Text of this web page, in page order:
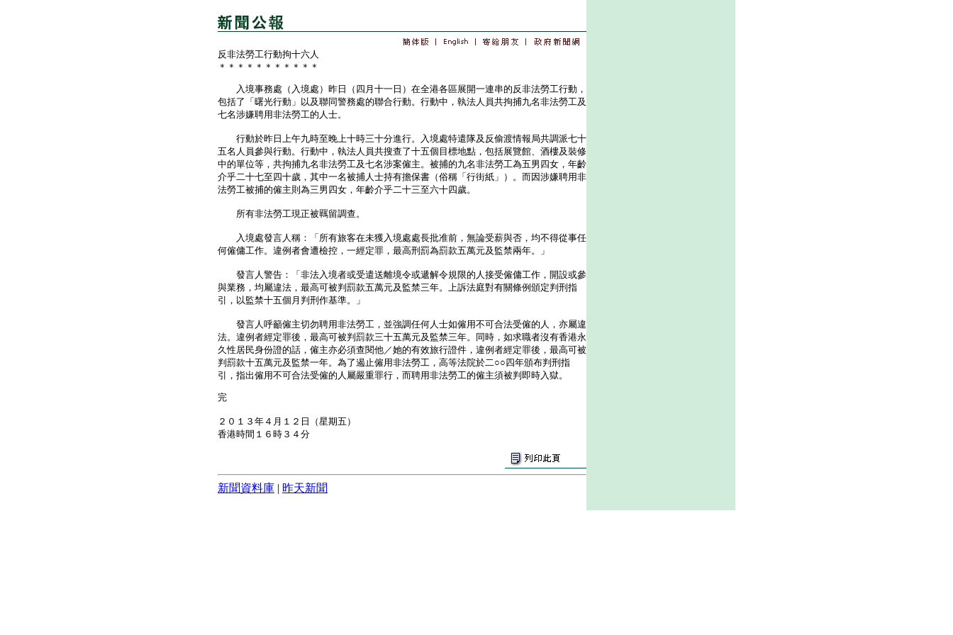
反非法勞工行動拘十六人
＊＊＊＊＊＊＊＊＊＊＊
入境事務處（入境處）昨日（四月十一日）在全港各區展開一連串的反非法勞工行動，
包括了「曙光行動」以及聯同警務處的聯合行動。行動中，執法人員共拘捕九名非法勞工及
七名涉嫌聘用非法勞工的人士。
行動於昨日上午九時至晚上十時三十分進行。入境處特遣隊及反偷渡情報局共調派七十
五名人員參與行動。行動中，執法人員共搜查了十五個目標地點，包括展覽館、酒樓及裝修
中的單位等，共拘捕九名非法勞工及七名涉案僱主。被捕的九名非法勞工為五男四女，年齡
介乎二十七至四十歲，其中一名被捕人士持有擔保書（俗稱「行街紙」）。而因涉嫌聘用非
法勞工被捕的僱主則為三男四女，年齡介乎二十三至六十四歲。
所有非法勞工現正被羈留調查。
入境處發言人稱：「所有旅客在未獲入境處處長批准前，無論受薪與否，均不得從事任
何僱傭工作。違例者會遭檢控，一經定罪，最高刑罰為罰款五萬元及監禁兩年。」
發言人警告：「非法入境者或受遣送離境令或遞解令規限的人接受僱傭工作，開設或參
與業務，均屬違法，最高可被判罰款五萬元及監禁三年。上訴法庭對有關條例頒定判刑指
引，以監禁十五個月判刑作基準。」
發言人呼籲僱主切勿聘用非法勞工，並強調任何人士如僱用不可合法受僱的人，亦屬違
法。違例者經定罪後，最高可被判罰款三十五萬元及監禁三年。同時，如求職者沒有香港永
久性居民身份證的話，僱主亦必須查閱他／她的有效旅行證件，違例者經定罪後，最高可被
判罰款十五萬元及監禁一年。為了遏止僱用非法勞工，高等法院於二○○四年頒布判刑指
引，指出僱用不可合法受僱的人屬嚴重罪行，而聘用非法勞工的僱主須被判即時入獄。
完
２０１３年４月１２日（星期五）
香港時間１６時３４分
新聞資料庫 | 昨天新聞